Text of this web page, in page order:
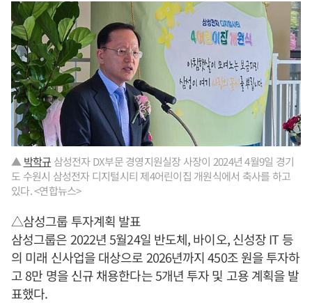
▲ 박학규 삼성전자 DX부문 경영지원실장 사장이 2024년 4월9일 경기
도 수원시 삼성전자 디지털시티 제4어린이집 개원식에서 축사를 하고
있다. <연합뉴스>
△삼성그룹 투자계획 발표
삼성그룹은 2022년 5월24일 반도체, 바이오, 신성장 IT 등
의 미래 신사업을 대상으로 2026년까지 450조 원을 투자하
고 8만 명을 신규 채용한다는 5개년 투자 및 고용 계획을 발
표했다.